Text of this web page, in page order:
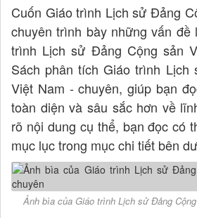
Cuốn Giáo trình Lịch sử Đảng
chuyên trình bày những vấn đề
trình Lịch sử Đảng Cộng sản
Sách phân tích Giáo trình Lịch
Việt Nam - chuyên, giúp bạn
toàn diện và sâu sắc hơn về
rõ nội dung cụ thể, bạn đọc có
mục lục trong mục chi tiết bên
Ảnh bìa của Giáo trình Lịch sử Đảng